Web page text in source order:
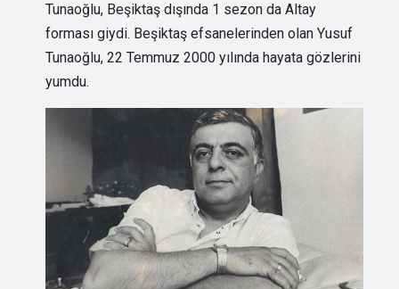
Tunaoğlu, Beşiktaş dışında 1 sezon da Altay
forması giydi. Beşiktaş efsanelerinden olan Yusuf
Tunaoğlu, 22 Temmuz 2000 yılında hayata gözlerini
yumdu.